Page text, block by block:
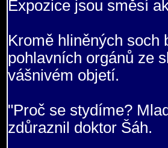
Expozice jsou směsí
Kromě hliněných soch
pohlavních orgánů ze
vášnivém objetí.
"Proč se stydíme?
zdůraznil doktor Šáh.